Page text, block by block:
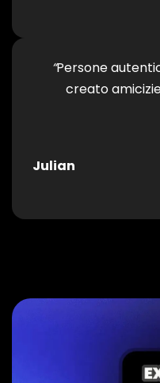
“Persone
creato
Julian